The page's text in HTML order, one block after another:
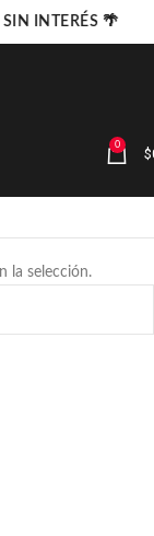
0 $
la selección.
INTERÉS 🌴